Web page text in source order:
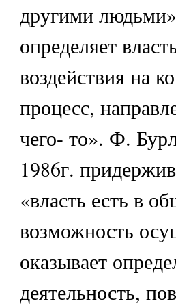
другими
определяет
воздействия на
процесс,
чего- то». Ф.
1986г.
«власть есть в
возможность
оказывает
деятельность,